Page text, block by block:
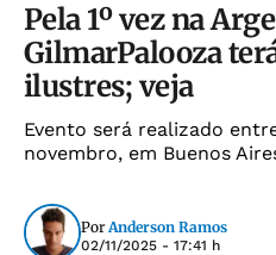
Pela 1º vez na
GilmarPalooza
ilustres; veja
Evento será realizado
novembro, em Buenos
Por Anderson Ramos
02/11/2025 - 17:41 h